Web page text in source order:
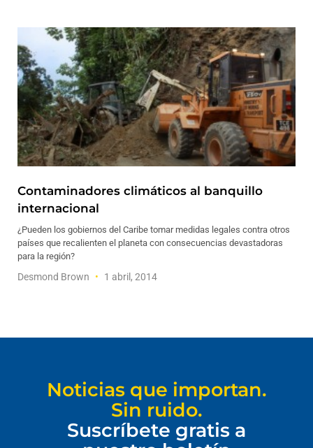
Contaminadores climáticos al banquillo
internacional
¿Pueden los gobiernos del Caribe tomar medidas legales contra otros
países que recalienten el planeta con consecuencias devastadoras
para la región?
Desmond Brown 1 abril, 2014
Noticias que importan.
Sin ruido.
Suscríbete gratis a